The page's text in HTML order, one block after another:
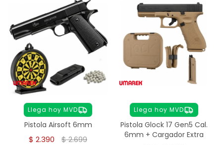
Llega hoy MVD
Pistola Airsoft 6mm
$ 2.390 $2.699
Llega hoy MVD
Pistola Glock 17 Gen5 Cal.
6mm + Cargador Extra